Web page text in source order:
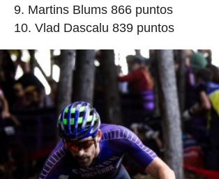
Martins Blums 866 puntos
Vlad Dascalu 839 puntos